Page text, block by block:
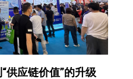
供应链价值”的升级